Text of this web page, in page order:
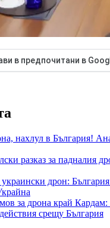
в предпочитани в
нахлул в България!
разказ за падналия
дрон:
за дрона край
срещу България